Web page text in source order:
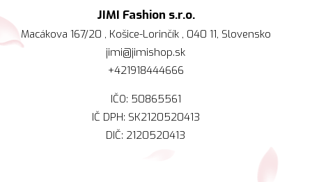
JIMI Fashion s.r.o.
Macákova 167/20 , Košice-Lorinčík , 040 11, Slovensko
jimi@jimishop.sk
+421918444666
IČO: 50865561
IČ DPH: SK2120520413
DIČ: 2120520413